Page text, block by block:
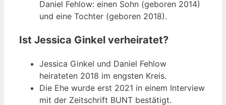
Daniel Fehlow: einen Sohn (geboren 2014)
und eine Tochter (geboren 2018).
Ist Jessica Ginkel verheiratet?
Jessica Ginkel und Daniel Fehlow
heirateten 2018 im engsten Kreis.
Die Ehe wurde erst 2021 in einem Interview
mit der Zeitschrift BUNT bestätigt.